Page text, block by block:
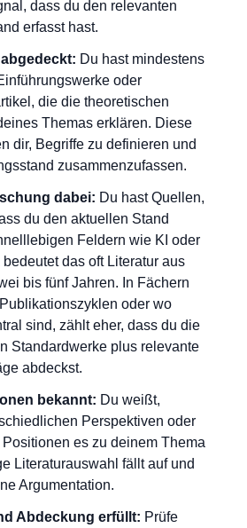
dass du den relevanten
erfasst hast.
Du hast mindestens
oder
die die theoretischen
Themas erklären. Diese
dir, Begriffe zu definieren und
zusammenzufassen.
dabei: Du hast Quellen,
du den aktuellen Stand
Feldern wie KI oder
das oft Literatur aus
bis fünf Jahren. In Fächern
oder wo
sind, zählt eher, dass du die
Standardwerke plus relevante
abdeckst.
bekannt: Du weißt,
Perspektiven oder
Positionen es zu deinem Thema
Literaturauswahl fällt auf und
Argumentation.
Abdeckung erfüllt: Prüfe